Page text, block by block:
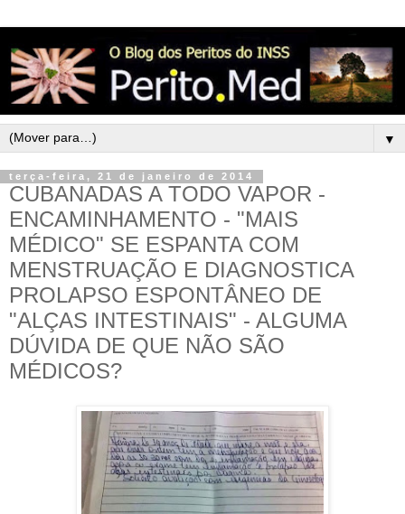
▼
terça-feira, 21 de janeiro de 2014
CUBANADAS A TODO VAPOR -
ENCAMINHAMENTO - "MAIS
MÉDICO" SE ESPANTA COM
MENSTRUAÇÃO E DIAGNOSTICA
PROLAPSO ESPONTÂNEO DE
"ALÇAS INTESTINAIS" - ALGUMA
DÚVIDA DE QUE NÃO SÃO
MÉDICOS?